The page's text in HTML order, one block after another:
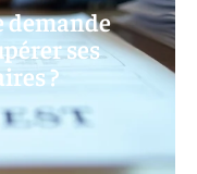
demande
ses
?